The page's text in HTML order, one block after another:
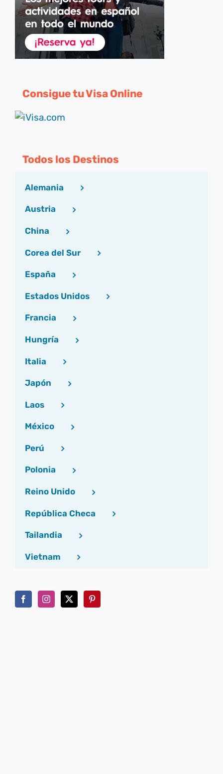
Consigue tu Visa Online
Todos los Destinos
Alemania
Austria
China
Corea del Sur
España
Estados Unidos
Francia
Hungría
Italia
Japón
Laos
México
Perú
Polonia
Reino Unido
República Checa
Tailandia
Vietnam